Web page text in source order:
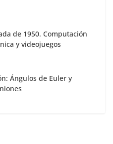
de 1950. Computación
y videojuegos
Ángulos de Euler y